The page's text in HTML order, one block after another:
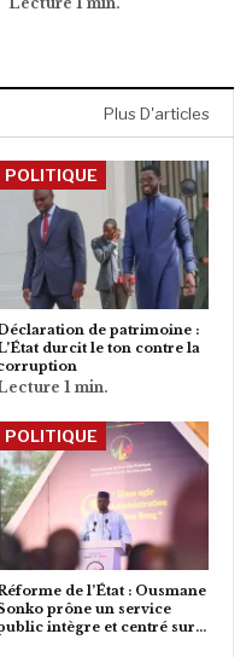
Plus D'articles
POLITIQUE
de patrimoine :
durcit le ton contre la
POLITIQUE
de l’État : Ousmane
prône un service
intègre et centré sur…